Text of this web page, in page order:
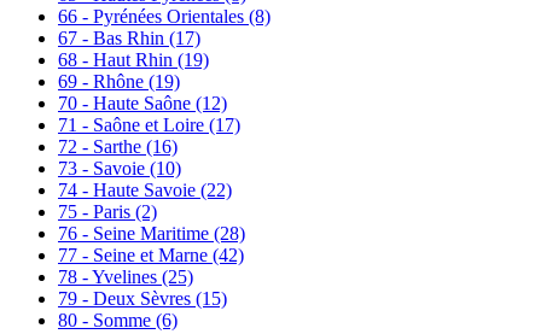
66 - Pyrénées Orientales (8)
67 - Bas Rhin (17)
68 - Haut Rhin (19)
69 - Rhône (19)
70 - Haute Saône (12)
71 - Saône et Loire (17)
72 - Sarthe (16)
73 - Savoie (10)
74 - Haute Savoie (22)
75 - Paris (2)
76 - Seine Maritime (28)
77 - Seine et Marne (42)
78 - Yvelines (25)
79 - Deux Sèvres (15)
80 - Somme (6)